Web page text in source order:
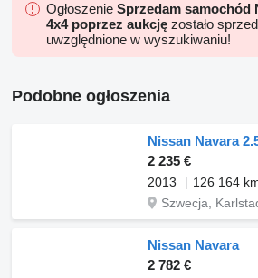
Ogłoszenie Sprzedam samochód
4x4 poprzez aukcję zostało
uwzględnione w wyszukiwaniu!
Podobne ogłoszenia
Nissan Navara
2 235 €
2013
126 164
Szwecja,
Nissan Navara
2 782 €